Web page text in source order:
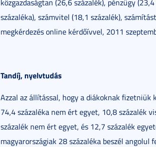
közgazdaságtan (26,6 százalék), pénzügy
százaléka), számvitel (18,1 százalék),
megkérdezés online kérdőívvel, 2011
Tandíj, nyelvtudás
Azzal az állítással, hogy a diákoknak
74,4 százaléka nem ért egyet, 10,8 százalék
százalék nem ért egyet, és 12,7 százalék
magyarországiak 28 százaléka beszél